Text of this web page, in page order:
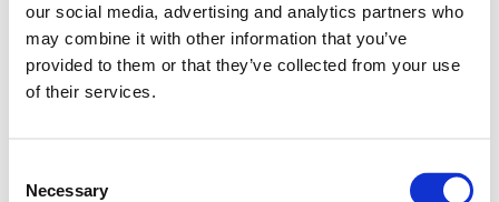
our social media, advertising and analytics partners who
may combine it with other information that you’ve
provided to them or that they’ve collected from your use
of their services.
Selection
Necessary
Konkurrencebetingelser for Alsik A/S
Hotel & Spa, herunder brands under Alsik Hotel,